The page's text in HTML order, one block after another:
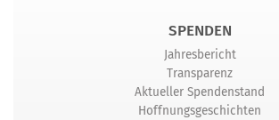
SPENDEN
Jahresbericht
Transparenz
Aktueller Spendenstand
Hoffnungsgeschichten